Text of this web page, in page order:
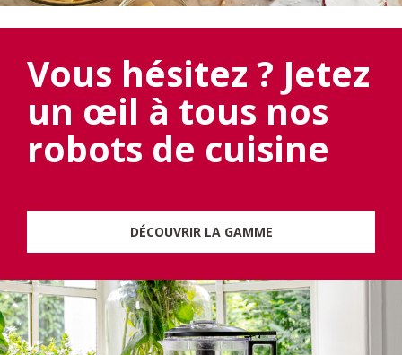
Vous hésitez ? Jetez
un œil à tous nos
robots de cuisine
DÉCOUVRIR LA GAMME